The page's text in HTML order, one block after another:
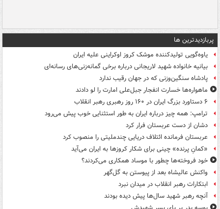
پربازدیدترین ها
یاوه‌گویی تولیدکننده موشک کروز اوکراینی علیه ایران
بیانیه خانواده شهید لاریجانی درباره برخی گمانه‌زنی‌های رسانه‌ای
پادشاه سنگین‌وزنی که در جهان رقیب ندارد
ماهواره‌ها خسارت انفجار جبل‌علی امارت را لو دادند
۶ دستاورد بزرگ ایران در ۱۶۰ روز رهبری رهبر انقلاب
ترامپ: همه چیز درباره ایران به طور استثنایی خوب پیش می‌رود
دشان از دست عربستان فرار کرد
عربستان فرمانده ائتلاف دریایی چندملیتی را منصوب کرد
«کمانِ پرنده» چینی برای شکار کروزها به ایران می‌آید
خود فروخته‌ها چطور با موساد همکاری می‌کردند؟
واکنش عالیشاه بعد از پیوستن به گل‌گهر
ابتکارات رهبر انقلاب در میدان نبرد
آنچه رهبر شهید سال‌ها پیش دیده بودند